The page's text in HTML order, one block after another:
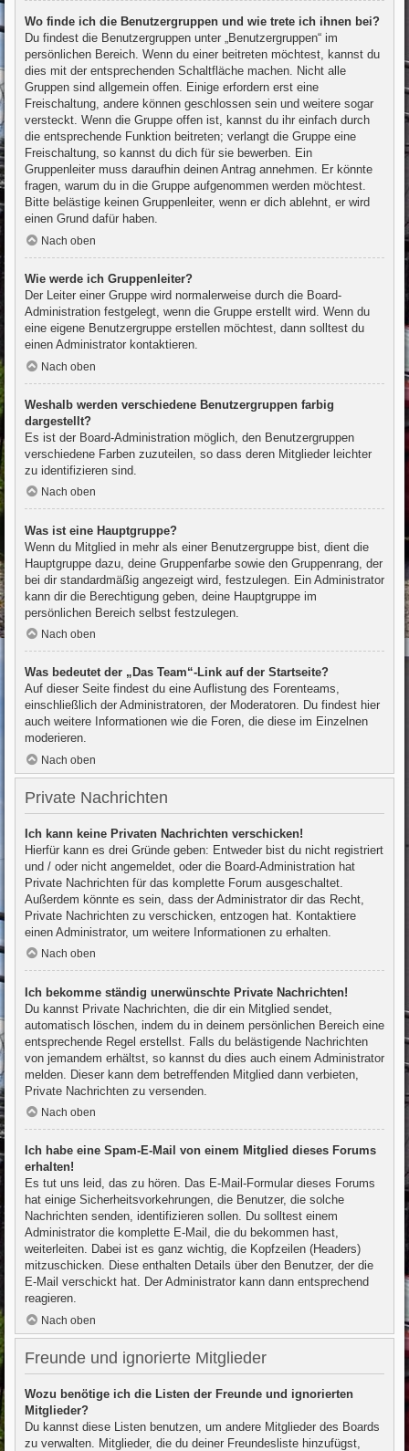
Wo finde ich die Benutzergruppen und wie trete ich ihnen bei?
Du findest die Benutzergruppen unter „Benutzergruppen“ im
persönlichen Bereich. Wenn du einer beitreten möchtest, kannst du
dies mit der entsprechenden Schaltfläche machen. Nicht alle
Gruppen sind allgemein offen. Einige erfordern erst eine
Freischaltung, andere können geschlossen sein und weitere sogar
versteckt. Wenn die Gruppe offen ist, kannst du ihr einfach durch
die entsprechende Funktion beitreten; verlangt die Gruppe eine
Freischaltung, so kannst du dich für sie bewerben. Ein
Gruppenleiter muss daraufhin deinen Antrag annehmen. Er könnte
fragen, warum du in die Gruppe aufgenommen werden möchtest.
Bitte belästige keinen Gruppenleiter, wenn er dich ablehnt, er wird
einen Grund dafür haben.
Nach oben
Wie werde ich Gruppenleiter?
Der Leiter einer Gruppe wird normalerweise durch die Board-
Administration festgelegt, wenn die Gruppe erstellt wird. Wenn du
eine eigene Benutzergruppe erstellen möchtest, dann solltest du
einen Administrator kontaktieren.
Nach oben
Weshalb werden verschiedene Benutzergruppen farbig
dargestellt?
Es ist der Board-Administration möglich, den Benutzergruppen
verschiedene Farben zuzuteilen, so dass deren Mitglieder leichter
zu identifizieren sind.
Nach oben
Was ist eine Hauptgruppe?
Wenn du Mitglied in mehr als einer Benutzergruppe bist, dient die
Hauptgruppe dazu, deine Gruppenfarbe sowie den Gruppenrang, der
bei dir standardmäßig angezeigt wird, festzulegen. Ein Administrator
kann dir die Berechtigung geben, deine Hauptgruppe im
persönlichen Bereich selbst festzulegen.
Nach oben
Was bedeutet der „Das Team“-Link auf der Startseite?
Auf dieser Seite findest du eine Auflistung des Forenteams,
einschließlich der Administratoren, der Moderatoren. Du findest hier
auch weitere Informationen wie die Foren, die diese im Einzelnen
moderieren.
Nach oben
Private Nachrichten
Ich kann keine Privaten Nachrichten verschicken!
Hierfür kann es drei Gründe geben: Entweder bist du nicht registriert
und / oder nicht angemeldet, oder die Board-Administration hat
Private Nachrichten für das komplette Forum ausgeschaltet.
Außerdem könnte es sein, dass der Administrator dir das Recht,
Private Nachrichten zu verschicken, entzogen hat. Kontaktiere
einen Administrator, um weitere Informationen zu erhalten.
Nach oben
Ich bekomme ständig unerwünschte Private Nachrichten!
Du kannst Private Nachrichten, die dir ein Mitglied sendet,
automatisch löschen, indem du in deinem persönlichen Bereich eine
entsprechende Regel erstellst. Falls du belästigende Nachrichten
von jemandem erhältst, so kannst du dies auch einem Administrator
melden. Dieser kann dem betreffenden Mitglied dann verbieten,
Private Nachrichten zu versenden.
Nach oben
Ich habe eine Spam-E-Mail von einem Mitglied dieses Forums
erhalten!
Es tut uns leid, das zu hören. Das E-Mail-Formular dieses Forums
hat einige Sicherheitsvorkehrungen, die Benutzer, die solche
Nachrichten senden, identifizieren sollen. Du solltest einem
Administrator die komplette E-Mail, die du bekommen hast,
weiterleiten. Dabei ist es ganz wichtig, die Kopfzeilen (Headers)
mitzuschicken. Diese enthalten Details über den Benutzer, der die
E-Mail verschickt hat. Der Administrator kann dann entsprechend
reagieren.
Nach oben
Freunde und ignorierte Mitglieder
Wozu benötige ich die Listen der Freunde und ignorierten
Mitglieder?
Du kannst diese Listen benutzen, um andere Mitglieder des Boards
zu verwalten. Mitglieder, die du deiner Freundesliste hinzufügst,